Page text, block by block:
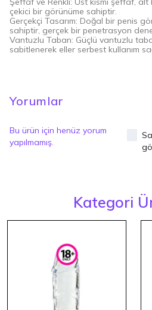
çekici bir görünüme sahiptir.
Gerçekçi Tasarım: Doğal bir penis
sahiptir, gerçek bir penetrasyon
Vantuzlu Taban: Güçlü vantuzlu
sabitlenerek eller serbest kullanım
Yorumlar
Bu ürün için henüz yorum
yapılmamış.
Kategori